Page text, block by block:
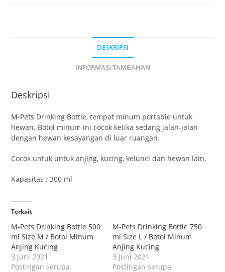
DESKRIPSI
INFORMASI TAMBAHAN
Deskripsi
M-Pets Drinking Bottle, tempat minum portable untuk
hewan. Botol minum ini cocok ketika sedang jalan-jalan
dengan hewan kesayangan di luar ruangan.
Cocok untuk untuk anjing, kucing, kelunci dan hewan lain.
Kapasitas : 300 ml
Terkait
M-Pets Drinking Bottle 500
ml Size M / Botol Minum
Anjing Kucing
3 Juni 2021
Postingan serupa
M-Pets Drinking Bottle 750
ml Size L / Botol Minum
Anjing Kucing
3 Juni 2021
Postingan serupa